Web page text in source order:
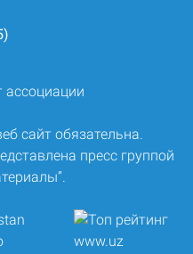
ассоциации
сайт обязательна.
пресс группой